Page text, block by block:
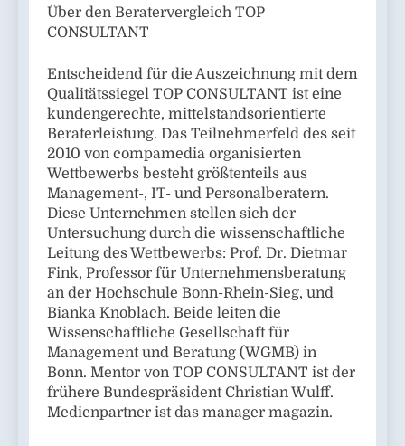
Über den Beratervergleich TOP
CONSULTANT
Entscheidend für die Auszeichnung mit dem
Qualitätssiegel TOP CONSULTANT ist eine
kundengerechte, mittelstandsorientierte
Beraterleistung. Das Teilnehmerfeld des seit
2010 von compamedia organisierten
Wettbewerbs besteht größtenteils aus
Management-, IT- und Personalberatern.
Diese Unternehmen stellen sich der
Untersuchung durch die wissenschaftliche
Leitung des Wettbewerbs: Prof. Dr. Dietmar
Fink, Professor für Unternehmensberatung
an der Hochschule Bonn-Rhein-Sieg, und
Bianka Knoblach. Beide leiten die
Wissenschaftliche Gesellschaft für
Management und Beratung (WGMB) in
Bonn. Mentor von TOP CONSULTANT ist der
frühere Bundespräsident Christian Wulff.
Medienpartner ist das manager magazin.